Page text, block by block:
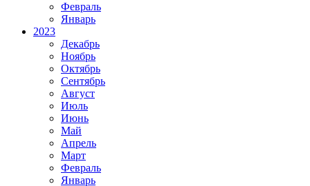
Февраль
Январь
2023
Декабрь
Ноябрь
Октябрь
Сентябрь
Август
Июль
Июнь
Май
Апрель
Март
Февраль
Январь